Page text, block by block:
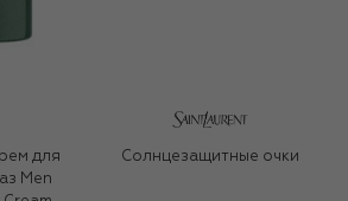
для
Men
Солнцезащитные очки